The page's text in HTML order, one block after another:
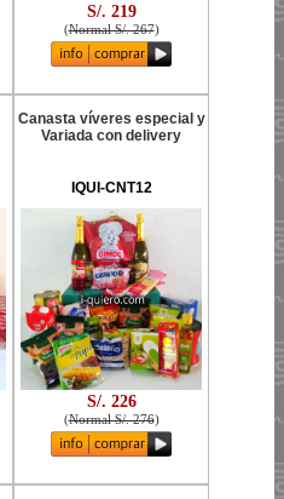
S/. 219
(Normal S/. 267)
Canasta víveres especial y
Variada con delivery
IQUI-CNT12
S/. 226
(Normal S/. 276)